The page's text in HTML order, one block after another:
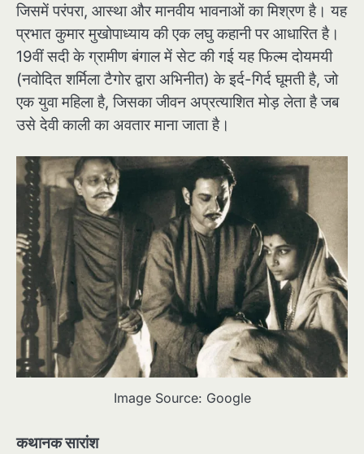
जिसमें परंपरा, आस्था और मानवीय भावनाओं का मिश्रण है। यह
प्रभात कुमार मुखोपाध्याय की एक लघु कहानी पर आधारित है।
19वीं सदी के ग्रामीण बंगाल में सेट की गई यह फिल्म दोयमयी
(नवोदित शर्मिला टैगोर द्वारा अभिनीत) के इर्द-गिर्द घूमती है, जो
एक युवा महिला है, जिसका जीवन अप्रत्याशित मोड़ लेता है जब
उसे देवी काली का अवतार माना जाता है।
Image Source: Google
कथानक सारांश